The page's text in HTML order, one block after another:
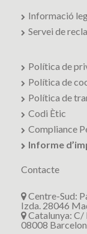
Informació
Servei de
Política de
Política de
Política de
Codi Ètic
Compliance
Informe
Contacte
Centre-Sud:
Izda. 28046
Catalunya: C/
08008